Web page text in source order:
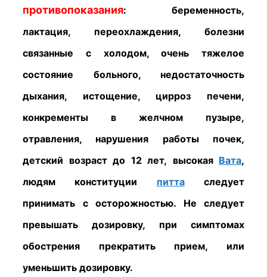
противопоказания: беременность,
лактация, переохлаждения, болезни
связанные с холодом, очень тяжелое
состояние больного, недостаточность
дыхания, истощение, цирроз печени,
конкременты в желчном пузыре,
отравления, нарушения работы почек,
детский возраст до 12 лет, высокая Вата,
людям конституции питтаследует
принимать с осторожностью. Не следует
превышать дозировку, при симптомах
обострения прекратить прием, или
уменьшить дозировку.